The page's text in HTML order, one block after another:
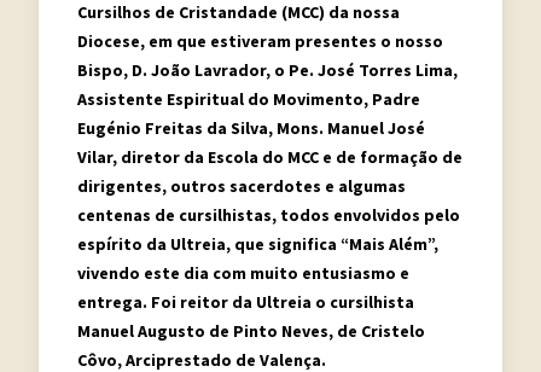
Cursilhos de Cristandade (MCC) da nossa
Diocese, em que estiveram presentes o nosso
Bispo, D. João Lavrador, o Pe. José Torres Lima,
Assistente Espiritual do Movimento, Padre
Eugénio Freitas da Silva, Mons. Manuel José
Vilar, diretor da Escola do MCC e de formação de
dirigentes, outros sacerdotes e algumas
centenas de cursilhistas, todos envolvidos pelo
espírito da Ultreia, que significa “Mais Além”,
vivendo este dia com muito entusiasmo e
entrega. Foi reitor da Ultreia o cursilhista
Manuel Augusto de Pinto Neves, de Cristelo
Côvo, Arciprestado de Valença.